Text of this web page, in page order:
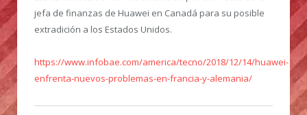
jefa de finanzas de Huawei en Canadá para su posible
extradición a los Estados Unidos.
https://www.infobae.com/america/tecno/2018/12/14/huawei-
enfrenta-nuevos-problemas-en-francia-y-alemania/